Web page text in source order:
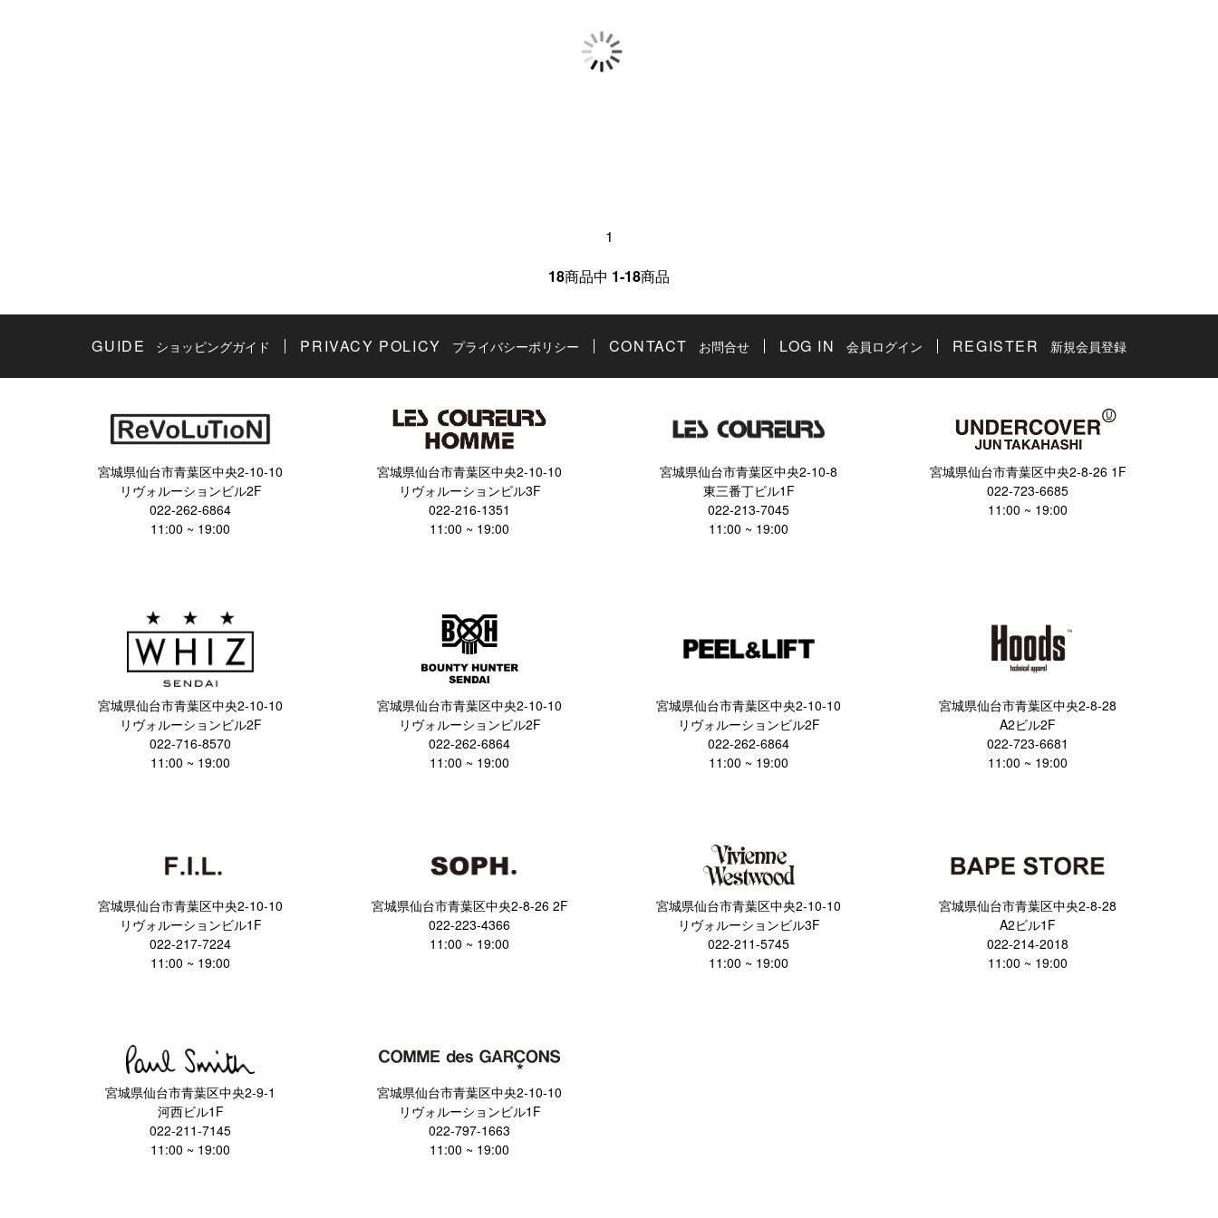
1
18商品中 1-18商品
GUIDE ショッピングガイド PRIVACY POLICY プライバシーポリシー CONTACT お問合せ LOG IN 会員ログイン REGISTER 新規会員登録
宮城県仙台市青葉区中央2-10-10
リヴォルーションビル2F
022-262-6864
11:00 ~ 19:00
宮城県仙台市青葉区中央2-10-10
リヴォルーションビル3F
022-216-1351
11:00 ~ 19:00
宮城県仙台市青葉区中央2-10-8
東三番丁ビル1F
022-213-7045
11:00 ~ 19:00
宮城県仙台市青葉区中央2-8-26 1F
022-723-6685
11:00 ~ 19:00
宮城県仙台市青葉区中央2-10-10
リヴォルーションビル2F
022-716-8570
11:00 ~ 19:00
宮城県仙台市青葉区中央2-10-10
リヴォルーションビル2F
022-262-6864
11:00 ~ 19:00
宮城県仙台市青葉区中央2-10-10
リヴォルーションビル2F
022-262-6864
11:00 ~ 19:00
宮城県仙台市青葉区中央2-8-28
A2ビル2F
022-723-6681
11:00 ~ 19:00
宮城県仙台市青葉区中央2-10-10
リヴォルーションビル1F
022-217-7224
11:00 ~ 19:00
宮城県仙台市青葉区中央2-8-26 2F
022-223-4366
11:00 ~ 19:00
宮城県仙台市青葉区中央2-10-10
リヴォルーションビル3F
022-211-5745
11:00 ~ 19:00
宮城県仙台市青葉区中央2-8-28
A2ビル1F
022-214-2018
11:00 ~ 19:00
宮城県仙台市青葉区中央2-9-1
河西ビル1F
022-211-7145
11:00 ~ 19:00
宮城県仙台市青葉区中央2-10-10
リヴォルーションビル1F
022-797-1663
11:00 ~ 19:00